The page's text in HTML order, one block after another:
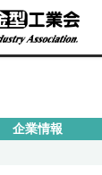
製作所
企業情報